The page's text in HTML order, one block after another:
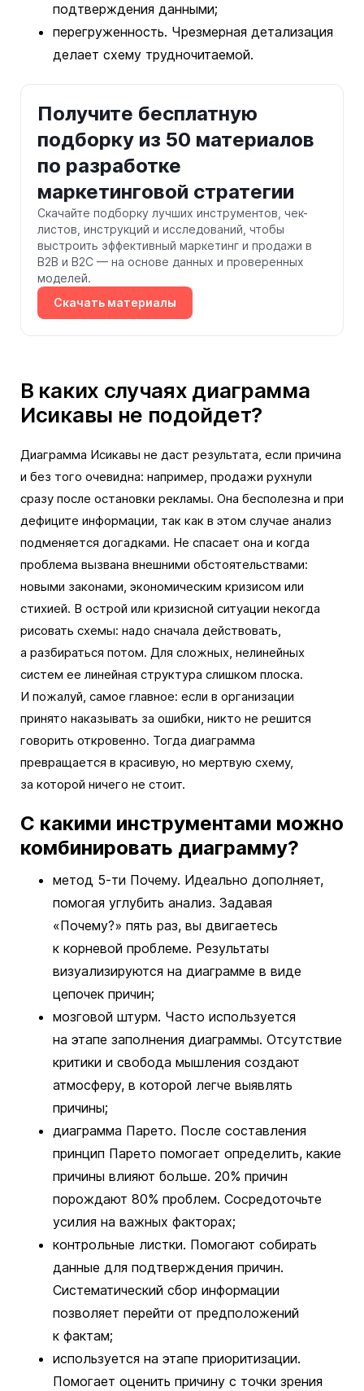
подтверждения данными;
перегруженность. Чрезмерная детализация
делает схему трудночитаемой.
Получите бесплатную
подборку из 50 материалов
по разработке
маркетинговой стратегии
Скачайте подборку лучших инструментов, чек-
листов, инструкций и исследований, чтобы
выстроить эффективный маркетинг и продажи в
B2B и B2C — на основе данных и проверенных
моделей.
Скачать материалы
В каких случаях диаграмма
Исикавы не подойдет?
Диаграмма Исикавы не даст результата, если причина
и без того очевидна: например, продажи рухнули
сразу после остановки рекламы. Она бесполезна и при
дефиците информации, так как в этом случае анализ
подменяется догадками. Не спасает она и когда
проблема вызвана внешними обстоятельствами:
новыми законами, экономическим кризисом или
стихией. В острой или кризисной ситуации некогда
рисовать схемы: надо сначала действовать,
а разбираться потом. Для сложных, нелинейных
систем ее линейная структура слишком плоска.
И пожалуй, самое главное: если в организации
принято наказывать за ошибки, никто не решится
говорить откровенно. Тогда диаграмма
превращается в красивую, но мертвую схему,
за которой ничего не стоит.
С какими инструментами можно
комбинировать диаграмму?
метод 5-ти Почему. Идеально дополняет,
помогая углубить анализ. Задавая
«Почему?» пять раз, вы двигаетесь
к корневой проблеме. Результаты
визуализируются на диаграмме в виде
цепочек причин;
мозговой штурм. Часто используется
на этапе заполнения диаграммы. Отсутствие
критики и свобода мышления создают
атмосферу, в которой легче выявлять
причины;
диаграмма Парето. После составления
принцип Парето помогает определить, какие
причины влияют больше. 20% причин
порождают 80% проблем. Сосредоточьте
усилия на важных факторах;
контрольные листки. Помогают собирать
данные для подтверждения причин.
Систематический сбор информации
позволяет перейти от предположений
к фактам;
используется на этапе приоритизации.
Помогает оценить причину с точки зрения